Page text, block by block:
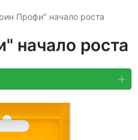
Профи" начало роста
начало роста